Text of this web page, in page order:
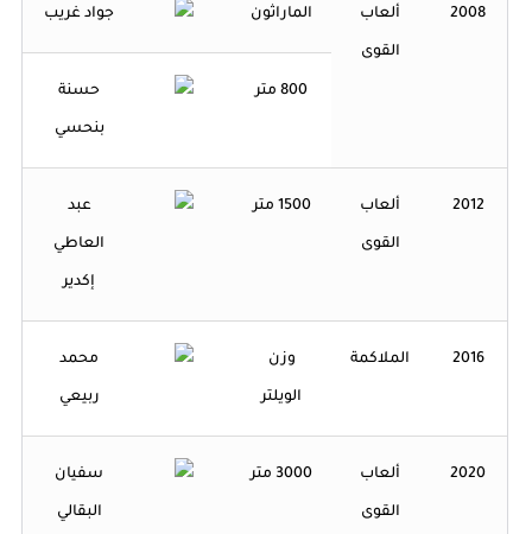
2008 ألعاب
القوى
الماراثون جواد غريب
800 متر حسنة
بنحسي
2012 ألعاب
القوى
1500 متر عبد
العاطي
إكدير
2016 الملاكمة وزن
الويلتر
محمد
ربيعي
2020 ألعاب
القوى
3000 متر سفيان
البقالي